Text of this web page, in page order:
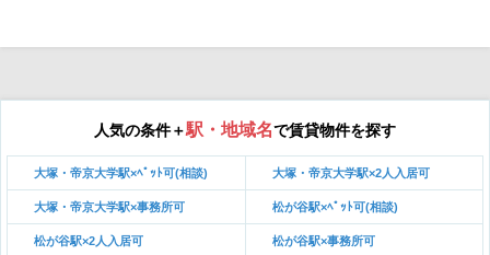
人気の条件＋駅・地域名で賃貸物件を探す
大塚・帝京大学駅×ﾍﾟｯﾄ可(相談) 大塚・帝京大学駅×2人入居可
大塚・帝京大学駅×事務所可 松が谷駅×ﾍﾟｯﾄ可(相談)
松が谷駅×2人入居可 松が谷駅×事務所可